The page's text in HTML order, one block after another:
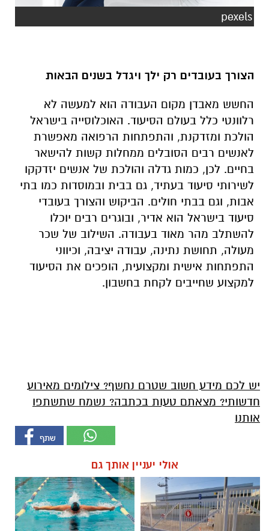
pexels
הצורך בעובדים רק ילך ויגדל בשנים הבאות
החשש מאבדן מקום העבודה הוא למעשה לא
רלוונטי כלל בעולם הסיעוד. האוכלוסייה בישראל
הולכת ומזדקנת, והתפתחות הרפואה מאפשרת
לאנשים רבים הסובלים ממחלות קשות להישאר
בחיים. לכן, כמות גדלה והולכת של אנשים יזדקקו
לשירותי סיעוד בעתיד, גם בבית ובמוסדות כמו בתי
אבות, וגם בבתי חולים. הביקוש והצורך בעובדי
סיעוד בישראל הוא אדיר, ובוגרים רבים יוכלו
להשתלב מהר מאוד בעבודה. השילוב של שכר
מעולה, תחושת נתינה, עבודה יציבה, וכיווני
התפתחות אישית ומקצועית, הופכים את הסיעוד
למקצוע שחייבים לקחת בחשבון.
יש לכם מידע חשוב שטרם נחשף? צילומים מאירוע
חדשותי? מצאתם טעות בכתבה? נשמח שתשתפו
אותנו
אולי יעניין אותך גם